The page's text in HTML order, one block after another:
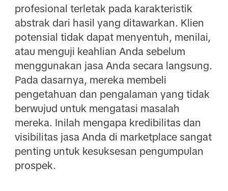
profesional terletak pada karakteristik
abstrak dari hasil yang ditawarkan. Klien
potensial tidak dapat menyentuh, menilai,
atau menguji keahlian Anda sebelum
menggunakan jasa Anda secara langsung.
Pada dasarnya, mereka membeli
pengetahuan dan pengalaman yang tidak
berwujud untuk mengatasi masalah
mereka. Inilah mengapa kredibilitas dan
visibilitas jasa Anda di marketplace sangat
penting untuk kesuksesan pengumpulan
prospek.